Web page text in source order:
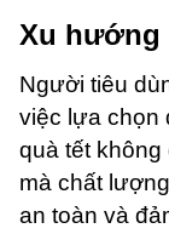
Xu hướng
Người tiêu
việc lựa chọn
quà tết
mà chất
an toàn và